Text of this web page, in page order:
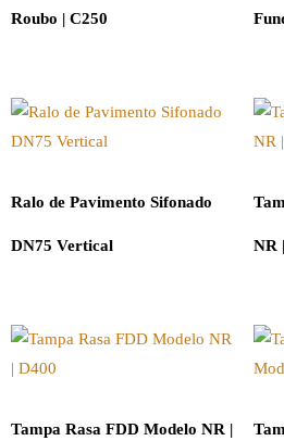
Roubo | C250
Ralo de Pavimento Sifonado
DN75 Vertical NR
Tampa Rasa FDD Modelo NR |